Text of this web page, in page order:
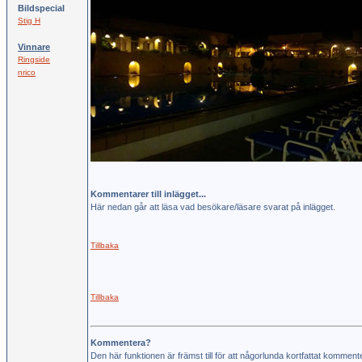
Bildspecial
Stig H
Vinnare
Ringside
nrico
Kommentarer till inlägget...
Här nedan går att läsa vad besökare/läsare svarat på inlägget.
Tillbaka
Tillbaka
Kommentera?
Den här funktionen är främst till för att någorlunda kortfattat